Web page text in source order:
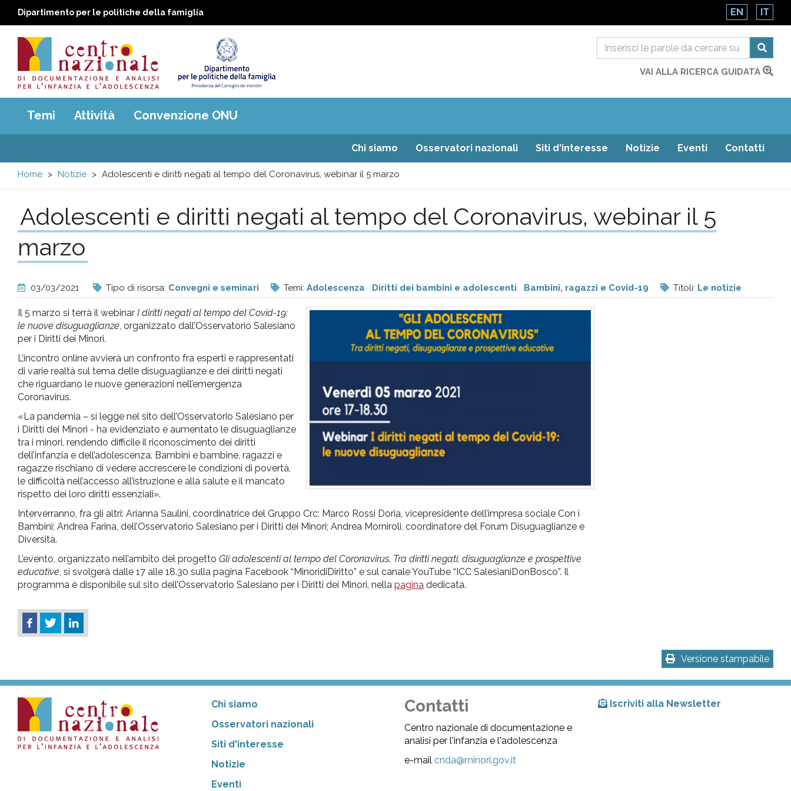
Dipartimento per le politiche della famiglia EN IT
Centro
nazionale
di
e
analisi
pr
l'infanzia
e
l'adolescenza
VAI ALLA RICERCA GUIDATA
Main
menu
Temi Attività Convenzione ONU
Chi siamo Osservatori nazionali Siti d'interesse Notizie Eventi Contatti
Home Notizie Adolescenti e diritti negati al tempo del Coronavirus, webinar il 5 marzo
Adolescenti e diritti negati al tempo del Coronavirus, webinar il 5
marzo
03/03/2021 Tipo di risorsa: Convegni e seminari Temi: Adolescenza Diritti dei bambini e adolescenti Bambini, ragazzi e Covid-19 Titoli: Le notizie
Il 5 marzo si terrà il webinar I diritti negati al tempo del Covid-19:
le nuove disuguaglianze , organizzato dall’Osservatorio Salesiano
per i Diritti dei Minori.
L’incontro online avvierà un confronto fra esperti e rappresentati
di varie realtà sul tema delle disuguaglianze e dei diritti negati
che riguardano le nuove generazioni nell’emergenza
Coronavirus.
«La pandemia – si legge nel sito dell’Osservatorio Salesiano per
i Diritti dei Minori - ha evidenziato e aumentato le disuguaglianze
tra i minori, rendendo difficile il riconoscimento dei diritti
dell’infanzia e dell’adolescenza. Bambini e bambine, ragazzi e
ragazze rischiano di vedere accrescere le condizioni di povertà,
le difficoltà nell’accesso all’istruzione e alla salute e il mancato
rispetto dei loro diritti essenziali».
Interverranno, fra gli altri: Arianna Saulini, coordinatrice del Gruppo Crc; Marco Rossi Doria, vicepresidente dell’impresa sociale Con i
Bambini; Andrea Farina, dell’Osservatorio Salesiano per i Diritti dei Minori; Andrea Morniroli, coordinatore del Forum Disuguaglianze e
Diversità.
L’evento, organizzato nell’ambito del progetto Gli adolescenti al tempo del Coronavirus. Tra diritti negati, disuguaglianze e prospettive
educative , si svolgerà dalle 17 alle 18.30 sulla pagina Facebook “MinoridiDiritto” e sul canale YouTube “ICC SalesianiDonBosco”. Il
programma è disponibile sul sito dell’Osservatorio Salesiano per i Diritti dei Minori, nella pagina dedicata.
Versione stampabile
Chi siamo
Osservatori nazionali
Siti d'interesse
Notizie
Eventi
Contatti
Centro nazionale di documentazione e
analisi per l'infanzia e l'adolescenza
e-mailcnda@minori.gov.it
Iscriviti alla Newsletter